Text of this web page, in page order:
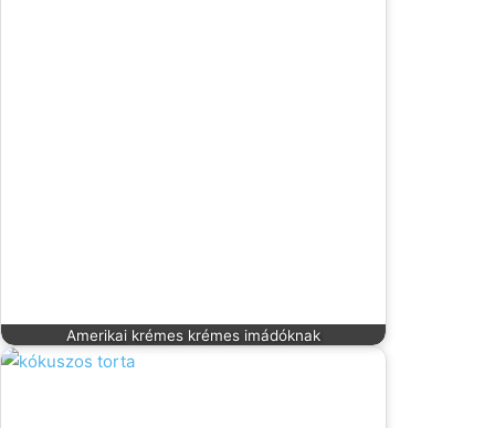
Amerikai krémes krémes imádóknak